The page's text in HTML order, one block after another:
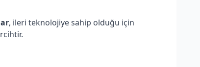
, ileri teknolojiye sahip olduğu için